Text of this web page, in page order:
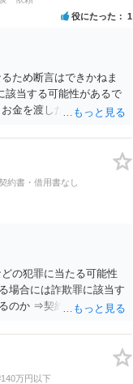
役にたった 1
ため断言はできかねま
該当する可能性があるで
金を渡した方法が現金
す。
約書・借用書なし
の犯罪に当たる可能性
場合には詐欺罪に該当す
のか ⇒契約に基づく履
め、相手方に請求できな
⇒訴訟等の裁判上の手
万円以下